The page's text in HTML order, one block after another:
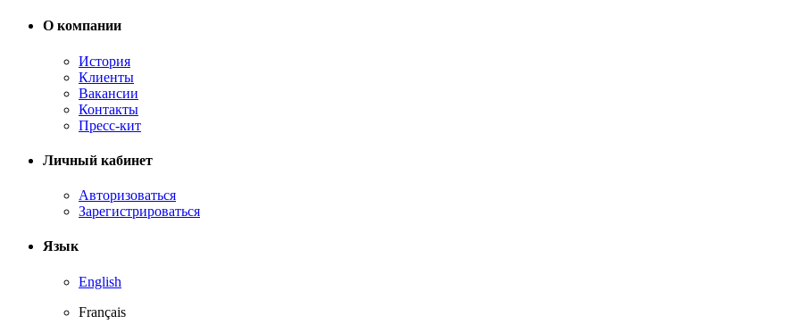
О компании
История
Клиенты
Вакансии
Контакты
Пресс-кит
Личный кабинет
Авторизоваться
Зарегистрироваться
Язык
English
Français